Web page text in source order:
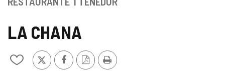
León
LA CHANA
Adicionar
x FacebookVersão
PDF
Imprimir